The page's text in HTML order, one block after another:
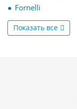
Fornelli
Показать все